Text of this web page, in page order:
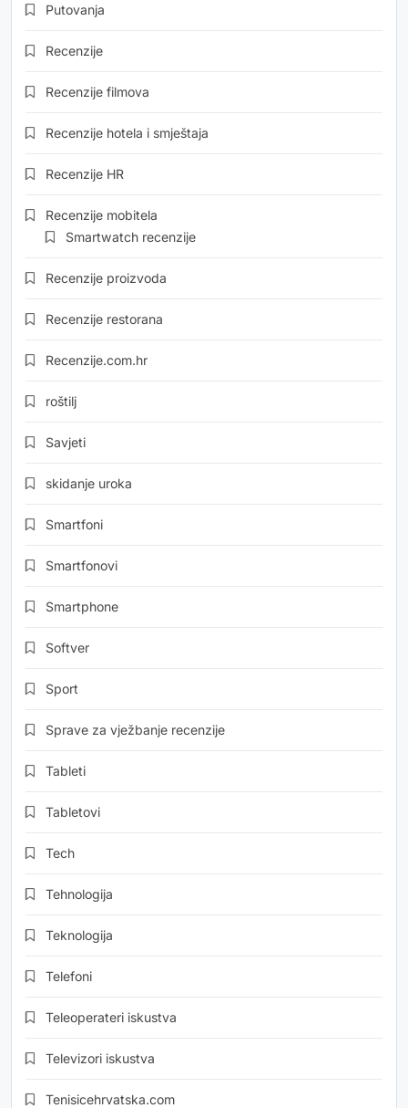
Putovanja
Recenzije
Recenzije filmova
Recenzije hotela i smještaja
Recenzije HR
Recenzije mobitela
Smartwatch recenzije
Recenzije proizvoda
Recenzije restorana
Recenzije.com.hr
roštilj
Savjeti
skidanje uroka
Smartfoni
Smartfonovi
Smartphone
Softver
Sport
Sprave za vježbanje recenzije
Tableti
Tabletovi
Tech
Tehnologija
Teknologija
Telefoni
Teleoperateri iskustva
Televizori iskustva
Tenisicehrvatska.com